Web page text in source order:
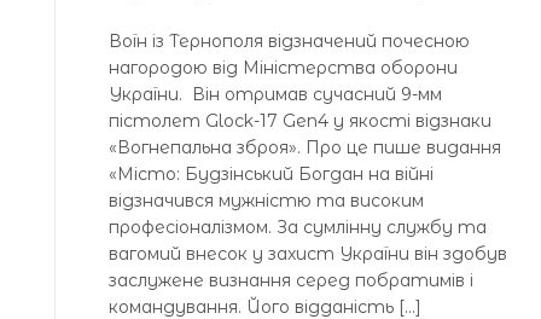
Воїн із Тернополя відзначений почесною
нагородою від Міністерства оборони
України. Він отримав сучасний 9-мм
пістолет Glock-17 Gen4 у якості відзнаки
«Вогнепальна зброя». Про це пише видання
«Місто: Будзінський Богдан на війні
відзначився мужністю та високим
професіоналізмом. За сумлінну службу та
вагомий внесок у захист України він здобув
заслужене визнання серед побратимів і
командування. Його відданість […]